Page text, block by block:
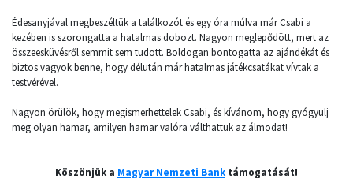
Édesanyjával megbeszéltük a találkozót és egy óra múlva már Csabi a
kezében is szorongatta a hatalmas dobozt. Nagyon meglepődött, mert az
összeesküvésről semmit sem tudott. Boldogan bontogatta az ajándékát és
biztos vagyok benne, hogy délután már hatalmas játékcsatákat vívtak a
testvérével.
Nagyon örülök, hogy megismerhettelek Csabi, és kívánom, hogy gyógyulj
meg olyan hamar, amilyen hamar valóra válthattuk az álmodat!
Köszönjük a Magyar Nemzeti Bank támogatását!